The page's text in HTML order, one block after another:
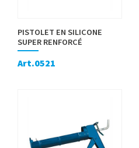
PISTOLET EN SILICONE
SUPER RENFORCÉ
Art.0521